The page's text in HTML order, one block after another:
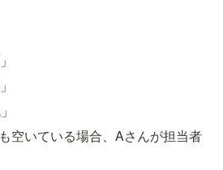
空いている場合、Aさんが担当者